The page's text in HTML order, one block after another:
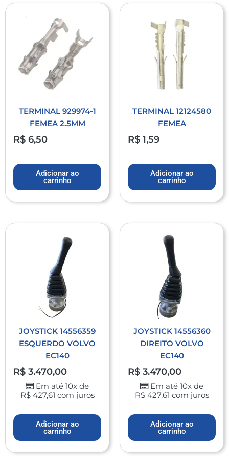
TERMINAL 929974-1
FEMEA 2.5MM
R$ 6,50
Adicionar ao
carrinho
TERMINAL 12124580
FEMEA
R$ 1,59
Adicionar ao
carrinho
JOYSTICK 14556359
ESQUERDO VOLVO
EC140
R$ 3.470,00
Em até 10x de
R$427,61 com juros
Adicionar ao
carrinho
JOYSTICK 14556360
DIREITO VOLVO
EC140
R$ 3.470,00
Em até 10x de
R$427,61 com juros
Adicionar ao
carrinho